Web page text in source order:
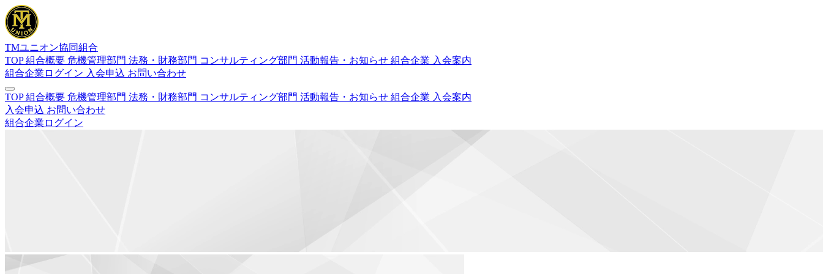
TMユニオン協同組合
TOP組合概要 危機管理部門 法務・財務部門 コンサルティング部門 活動報告・お知らせ 組合企業 入会案内
組合企業ログイン 入会申込 お問い合わせ
TOP組合概要 危機管理部門 法務・財務部門 コンサルティング部門 活動報告・お知らせ 組合企業 入会案内
入会申込 お問い合わせ
組合企業ログイン